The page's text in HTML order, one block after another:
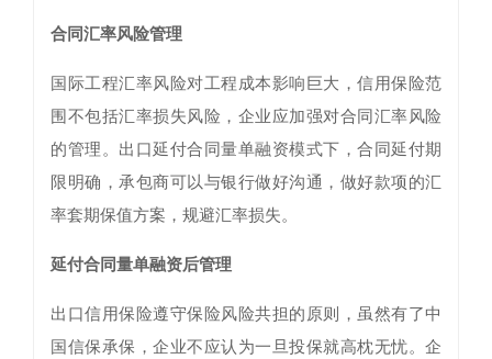
合同汇率风险管理
国际工程汇率风险对工程成本影响巨大，信用保险范
围不包括汇率损失风险，企业应加强对合同汇率风险
的管理。出口延付合同量单融资模式下，合同延付期
限明确，承包商可以与银行做好沟通，做好款项的汇
率套期保值方案，规避汇率损失。
延付合同量单融资后管理
出口信用保险遵守保险风险共担的原则，虽然有了中
国信保承保，企业不应认为一旦投保就高枕无忧。企